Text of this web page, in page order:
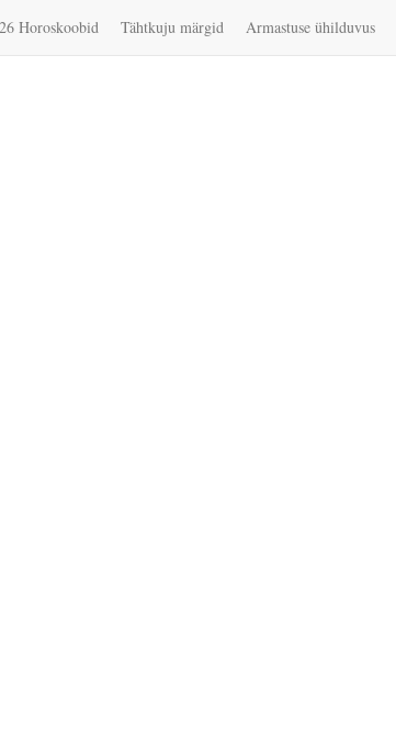
Horoskoobid Tähtkuju märgid Armastuse ühilduvus